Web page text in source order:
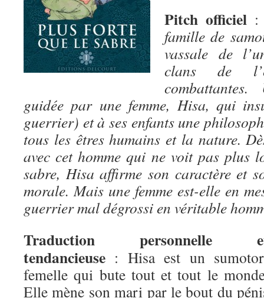
Pitch officiel
famille de
vassale de
clans de
guidée par une femme, Hisa, qui
guerrier) et à ses enfants une
tous les êtres humains et la nature.
avec cet homme qui ne voit pas plus
sabre, Hisa affirme son caractère et
morale. Mais une femme est-elle en
guerrier mal dégrossi en véritable
Traduction personnelle
tendancieuse : Hisa est un
femelle qui bute tout et tout le
Elle mène son mari par le bout du